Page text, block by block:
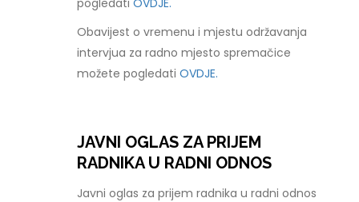
pogledatiOVDJE.
Obavijest o vremenu i mjestu održavanja
intervjua za radno mjesto spremačice
možete pogledatiOVDJE.
JAVNI OGLAS ZA PRIJEM
RADNIKA U RADNI ODNOS
Javni oglas za prijem radnika u radni odnos